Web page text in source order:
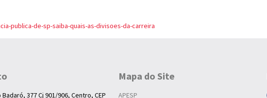
publica-de-sp-saiba-quais-as-divisoes-da-carreira
Badaró, 377 Cj 901/906, Centro, CEP
Mapa do Site
APESP